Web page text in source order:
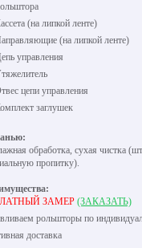
(на липкой ленте)
(на липкой ленте)
управления
цепи управления
заглушек
обработка, сухая чистка
пропитку).
ЗАМЕР (ЗАКАЗАТЬ)
рольшторы по
доставка